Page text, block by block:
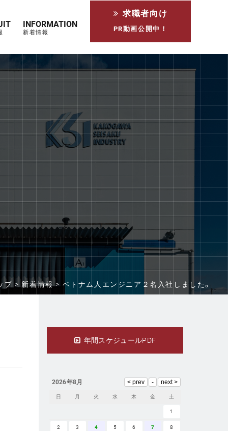
新着情報
INFORMATION
求職者向け
PR動画公開中！
プ > 新着情報 > ベトナム人エンジニア２名入社しました。
年間スケジュールPDF
2026年8月
日 月 火 水 木 金 土
1
2 3 4 5 6 7 8